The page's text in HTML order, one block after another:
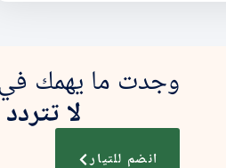
وجدت ما يهمك في
لا
انضم للتيار